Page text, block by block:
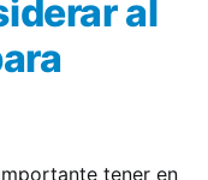
al
tener en